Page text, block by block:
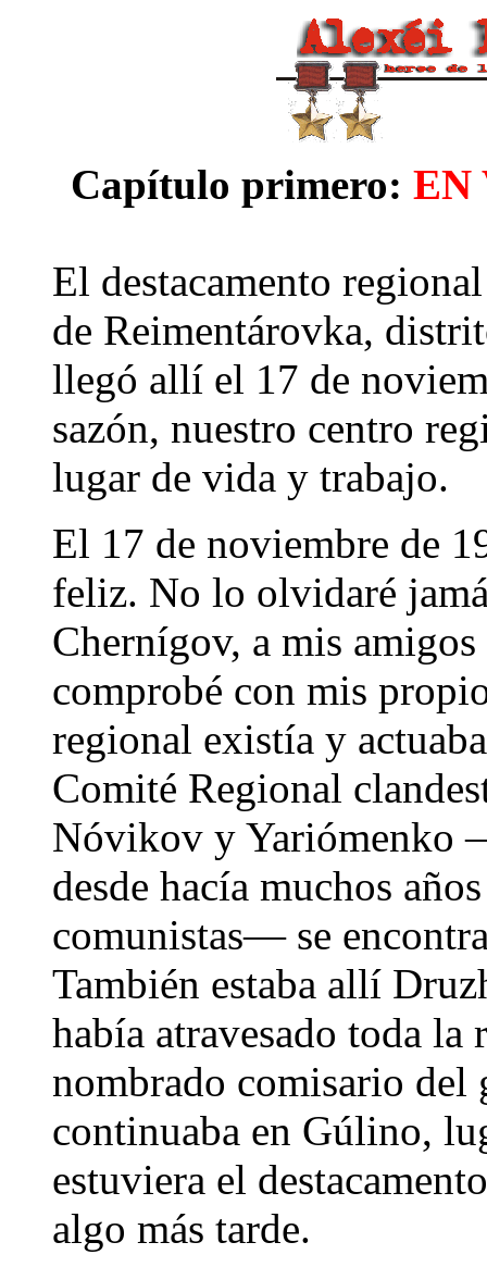
Capítulo primero: EN
El destacamento
de Reimentárovka,
llegó allí el 17 de
sazón, nuestro centro
lugar de vida y trabajo.
El 17 de noviembre de
feliz. No lo olvidaré
Chernígov, a mis
comprobé con mis
regional existía y
Comité Regional
Nóvikov y Yariómenko
desde hacía muchos
comunistas— se
También estaba allí
había atravesado toda
nombrado comisario del
continuaba en Gúlino,
estuviera el
algo más tarde.